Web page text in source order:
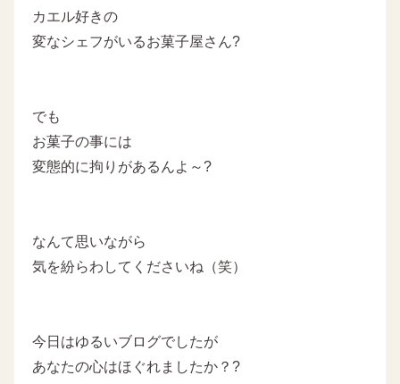
カエル好きの
変なシェフがいるお菓子屋さん?
でも
お菓子の事には
変態的に拘りがあるんよ～?
なんて思いながら
気を紛らわしてくださいね（笑）
今日はゆるいブログでしたが
あなたの心はほぐれましたか？?